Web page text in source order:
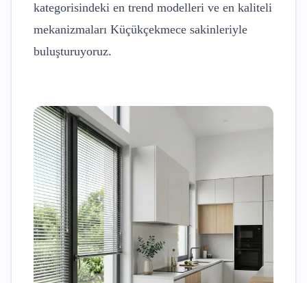
kategorisindeki en trend modelleri ve en kaliteli
mekanizmaları Küçükçekmece sakinleriyle
buluşturuyoruz.